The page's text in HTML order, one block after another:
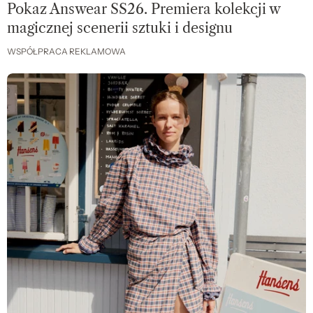
Pokaz Answear SS26. Premiera kolekcji w
magicznej scenerii sztuki i designu
WSPÓŁPRACA REKLAMOWA